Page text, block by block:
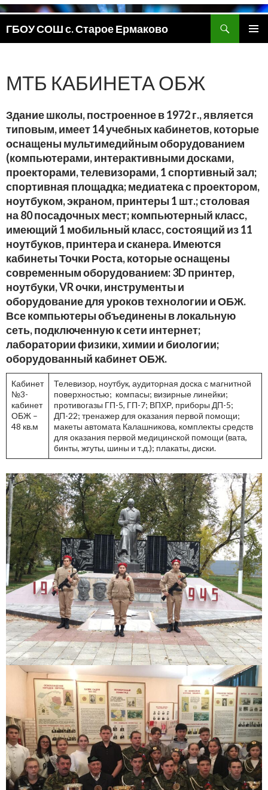
ГБОУ СОШ с. Старое Ермаково
МТБ КАБИНЕТА ОБЖ
Здание школы, построенное в 1972 г., является
типовым, имеет 14 учебных кабинетов, которые
оснащены мультимедийным оборудованием
(компьютерами, интерактивными досками,
проекторами, телевизорами, 1 спортивный зал;
спортивная площадка; медиатека с проектором,
ноутбуком, экраном, принтеры 1 шт.; столовая
на 80 посадочных мест; компьютерный класс,
имеющий 1 мобильный класс, состоящий из 11
ноутбуков, принтера и сканера. Имеются
кабинеты Точки Роста, которые оснащены
современным оборудованием: 3D принтер,
ноутбуки, VR очки, инструменты и
оборудование для уроков технологии и ОБЖ.
Все компьютеры объединены в локальную
сеть, подключенную к сети интернет;
лаборатории физики, химии и биологии;
оборудованный кабинет ОБЖ.
Кабинет
№3-
кабинет
ОБЖ –
48 кв.м
Телевизор, ноутбук, аудиторная доска с магнитной
поверхностью; компасы; визирные линейки;
противогазы ГП-5, ГП-7; ВПХР, приборы ДП-5;
ДП-22; тренажер для оказания первой помощи;
макеты автомата Калашникова, комплекты средств
для оказания первой медицинской помощи (вата,
бинты, жгуты, шины и т.д.); плакаты, диски.